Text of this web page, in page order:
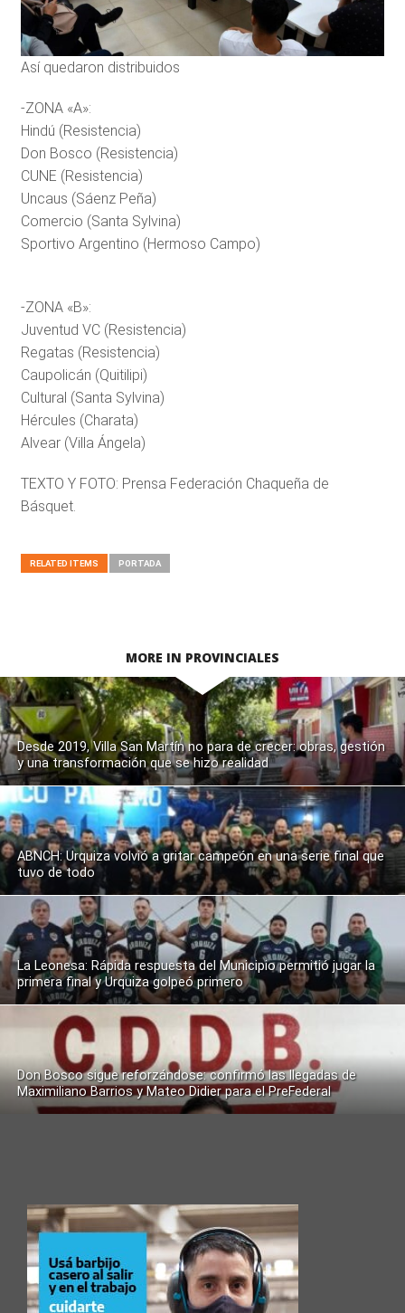
Así quedaron distribuidos
-ZONA «A»:
Hindú (Resistencia)
Don Bosco (Resistencia)
CUNE (Resistencia)
Uncaus (Sáenz Peña)
Comercio (Santa Sylvina)
Sportivo Argentino (Hermoso Campo)
-ZONA «B»:
Juventud VC (Resistencia)
Regatas (Resistencia)
Caupolicán (Quitilipi)
Cultural (Santa Sylvina)
Hércules (Charata)
Alvear (Villa Ángela)
TEXTO Y FOTO: Prensa Federación Chaqueña de
Básquet.
RELATED ITEMS PORTADA
MORE IN PROVINCIALES
Desde 2019, Villa San Martín no para de crecer: obras, gestión
y una transformación que se hizo realidad
ABNCH: Urquiza volvió a gritar campeón en una serie final que
tuvo de todo
La Leonesa: Rápida respuesta del Municipio permitió jugar la
primera final y Urquiza golpeó primero
Don Bosco sigue reforzándose: confirmó las llegadas de
Maximiliano Barrios y Mateo Didier para el PreFederal